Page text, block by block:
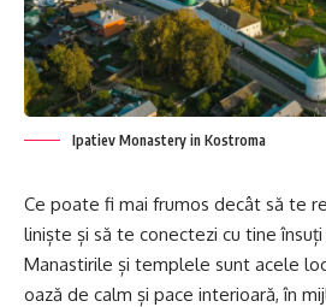
Ipatiev Monastery in Kostroma
Ce poate fi mai frumos decât să te
liniște și să te conectezi cu tine
Manastirile și templele sunt acele
oază de calm și pace interioară, în